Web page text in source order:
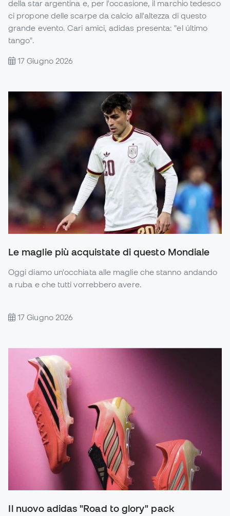
della star argentina e, per l'occasione, il marchio tedesco
ci propone delle scarpe da calcio all'altezza di questo
grande evento. Cari amici, adidas presenta: "el último
tango".
17 Giugno 2026
Le maglie più acquistate di questo Mondiale
Oggi diamo un'occhiata alle maglie che stanno andando
a ruba e che tutti vorrebbero avere.
17 Giugno 2026
Il nuovo adidas "Road to glory" pack